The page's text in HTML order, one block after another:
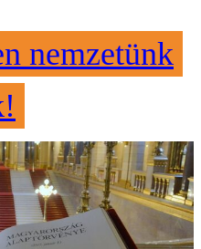
nemzetünk